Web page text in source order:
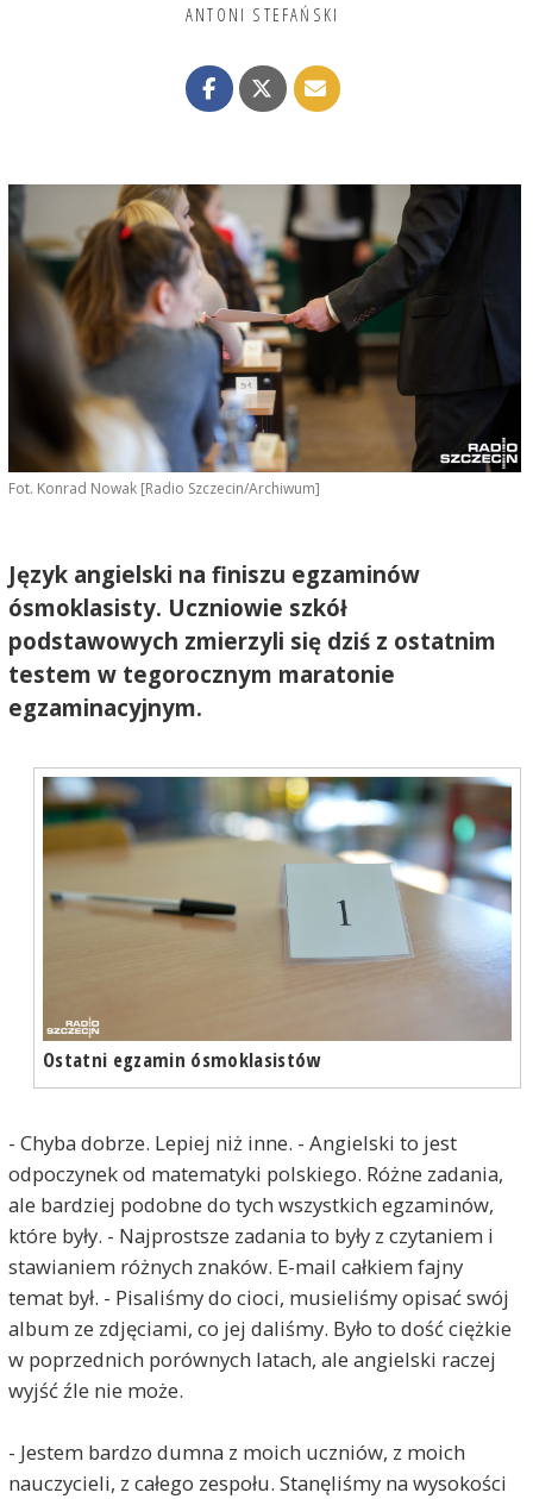
ANTONI STEFAŃSKI
Fot. Konrad Nowak [Radio Szczecin/Archiwum]
Język angielski na finiszu egzaminów
ósmoklasisty. Uczniowie szkół
podstawowych zmierzyli się dziś z ostatnim
testem w tegorocznym maratonie
egzaminacyjnym.
Ostatni egzamin ósmoklasistów
- Chyba dobrze. Lepiej niż inne. - Angielski to jest
odpoczynek od matematyki polskiego. Różne zadania,
ale bardziej podobne do tych wszystkich egzaminów,
które były. - Najprostsze zadania to były z czytaniem i
stawianiem różnych znaków. E-mail całkiem fajny
temat był. - Pisaliśmy do cioci, musieliśmy opisać swój
album ze zdjęciami, co jej daliśmy. Było to dość ciężkie
w poprzednich porównych latach, ale angielski raczej
wyjść źle nie może.
- Jestem bardzo dumna z moich uczniów, z moich
nauczycieli, z całego zespołu. Stanęliśmy na wysokości